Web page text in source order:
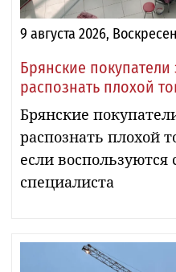
9 августа 2026,
Брянские покупатели
распознать плохой
Брянские
распознать плохой
если воспользуются
специалиста